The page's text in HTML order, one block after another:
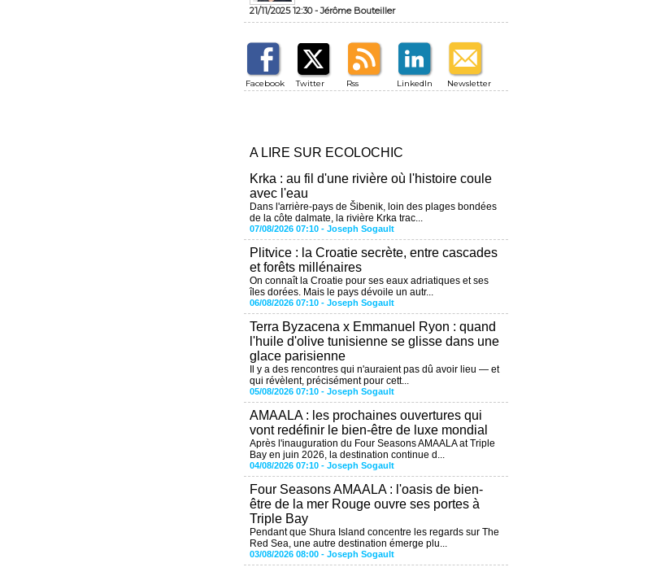
21/11/2025 12:30 -Jérôme Bouteiller
Facebook Twitter Rss LinkedIn Newsletter
A LIRE SUR ECOLOCHIC
Krka : au fil d'une rivière où l'histoire coule
avec l'eau
Dans l'arrière-pays de Šibenik, loin des plages bondées
de la côte dalmate, la rivière Krka trac...
07/08/2026 07:10 - Joseph Sogault
Plitvice : la Croatie secrète, entre cascades
et forêts millénaires
On connaît la Croatie pour ses eaux adriatiques et ses
îles dorées. Mais le pays dévoile un autr...
06/08/2026 07:10 - Joseph Sogault
Terra Byzacena x Emmanuel Ryon : quand
l'huile d'olive tunisienne se glisse dans une
glace parisienne
Il y a des rencontres qui n'auraient pas dû avoir lieu — et
qui révèlent, précisément pour cett...
05/08/2026 07:10 - Joseph Sogault
AMAALA : les prochaines ouvertures qui
vont redéfinir le bien-être de luxe mondial
Après l'inauguration du Four Seasons AMAALA at Triple
Bay en juin 2026, la destination continue d...
04/08/2026 07:10 - Joseph Sogault
Four Seasons AMAALA : l'oasis de bien-
être de la mer Rouge ouvre ses portes à
Triple Bay
Pendant que Shura Island concentre les regards sur The
Red Sea, une autre destination émerge plu...
03/08/2026 08:00 - Joseph Sogault